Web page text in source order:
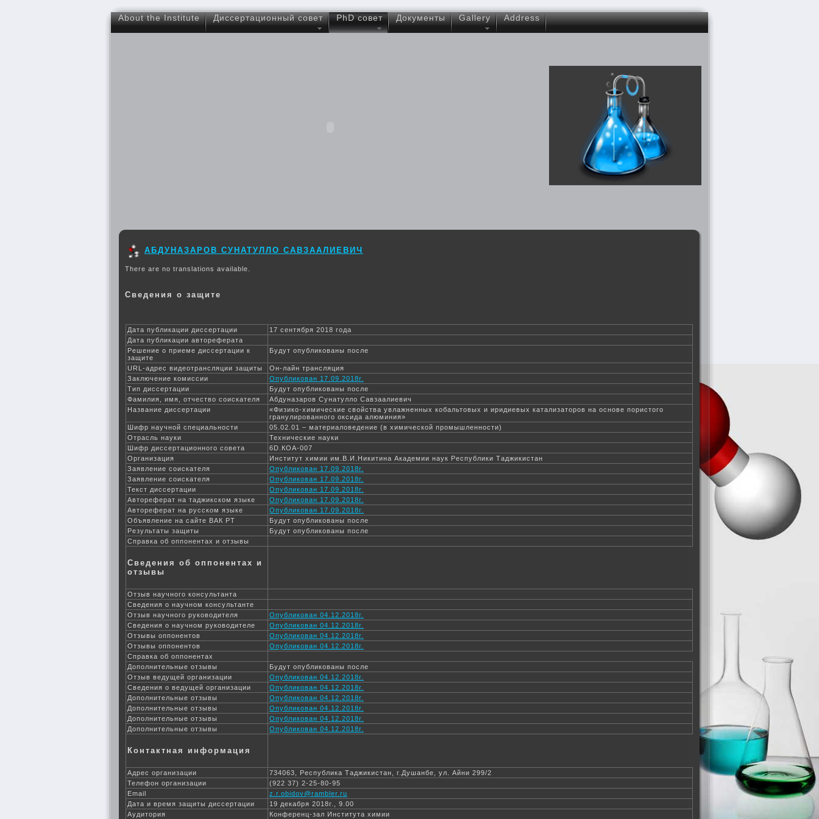
About the Institute Диссертационный совет PhD совет Документы Gallery Address
АБДУНАЗАРОВ СУНАТУЛЛО САВЗААЛИЕВИЧ
There are no translations available.
Сведения о защите
Дата публикации диссертации
17 сентября 2018 года
Дата публикации автореферата
Решение о приеме диссертации к
защите
Будут опубликованы после
URL-адрес видеотрансляции защиты
Он-лайн трансляция
Заключение комиссии
Опубликован 17.09.2018г.
Тип диссертации
Будут опубликованы после
Фамилия, имя, отчество соискателя
Абдуназаров Сунатулло Савзаалиевич
Название диссертации
«Физико-химические свойства увлажненных кобальтовых и иридиевых катализаторов на основе пористого
гранулированного оксида алюминия»
Шифр научной специальности
05.02.01 – материаловедение (в химической промышленности)
Отрасль науки
Технические науки
Шифр диссертационного совета
6D.КОА-007
Организация
Институт химии им.В.И.Никитина Академии наук Республики Таджикистан
Заявление соискателя
Опубликован 17.09.2018г.
Заявление соискателя
Опубликован 17.09.2018г.
Текст диссертации
Опубликован 17.09.2018г.
Автореферат на таджикском языке
Опубликован 17.09.2018г.
Автореферат на русском языке
Опубликован 17.09.2018г.
Объявление на сайте ВАК РТ
Будут опубликованы после
Результаты защиты
Будут опубликованы после
Справка об оппонентах и отзывы
Сведения об оппонентах и
отзывы
Отзыв научного консультанта
Сведения о научном консультанте
Отзыв научного руководителя
Опубликован 04.12.2018г.
Сведения о научном руководителе
Опубликован 04.12.2018г.
Отзывы оппонентов
Опубликован 04.12.2018г.
Отзывы оппонентов
Опубликован 04.12.2018г.
Справка об оппонентах
Дополнительные отзывы
Будут опубликованы после
Отзыв ведущей организации
Опубликован 04.12.2018г.
Сведения о ведущей организации
Опубликован 04.12.2018г.
Дополнительные отзывы
Опубликован 04.12.2018г.
Дополнительные отзывы
Опубликован 04.12.2018г.
Дополнительные отзывы
Опубликован 04.12.2018г.
Дополнительные отзывы
Опубликован 04.12.2018г.
Контактная информация
Адрес организации
734063, Республика Таджикистан, г.Душанбе, ул. Айни 299/2
Телефон организации
(922 37) 2-25-80-95
Email
z.r.obidov@rambler.ru
Дата и время защиты диссертации
19 декабря 2018г., 9.00
Аудитория
Конференц-зал Института химии